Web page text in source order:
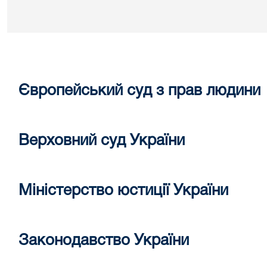
Європейський суд з прав людини
Верховний суд України
Міністерство юстиції України
Законодавство України